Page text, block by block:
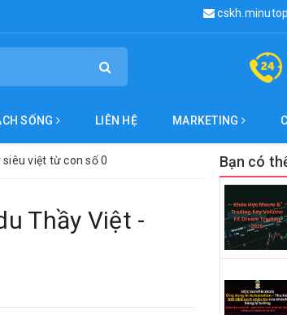
SỐNG LIÊN HỆ MARKETING
siêu việt từ con số 0
Thầy Việt -
Bạn có